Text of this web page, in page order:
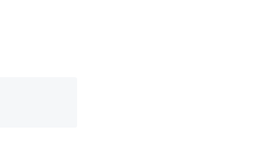
傻眼了……
：已叫停